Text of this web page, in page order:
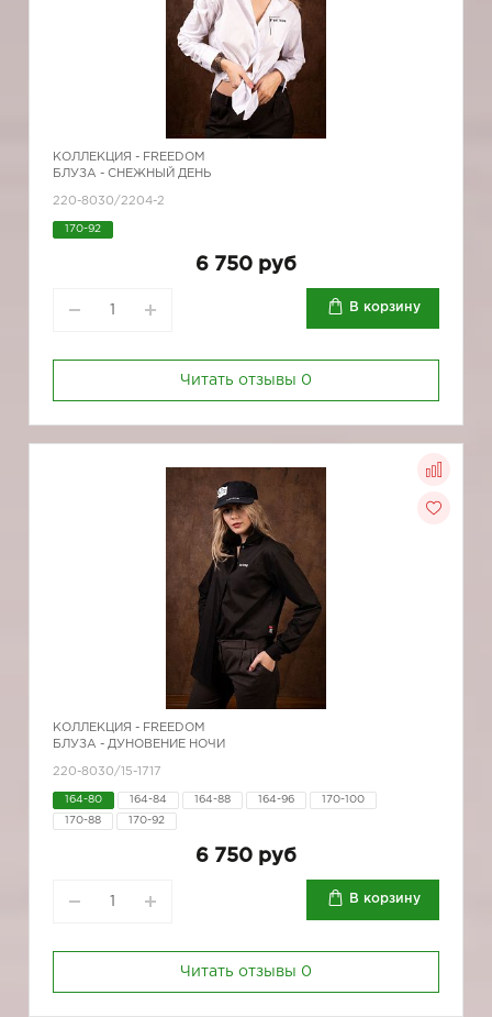
КОЛЛЕКЦИЯ - FREEDOM
БЛУЗА - СНЕЖНЫЙ ДЕНЬ
220-8030/2204-2
170-92
6 750 руб
В корзину
Читать отзывы 0
КОЛЛЕКЦИЯ - FREEDOM
БЛУЗА - ДУНОВЕНИЕ НОЧИ
220-8030/15-1717
164-80 164-84 164-88 164-96 170-100
170-88 170-92
6 750 руб
В корзину
Читать отзывы 0